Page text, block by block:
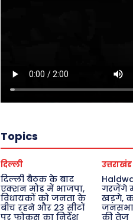
Topics
दिल्ली
दिल्ली बैठक के बाद
एक्शन मोड में भाजपा,
विधायकों को जनता के
बीच रहने और 23 सीटों
पर फोकस का निर्देश
उत्तराखंड
गरजेंगे
खड़गे,
जनसभा
की तेज